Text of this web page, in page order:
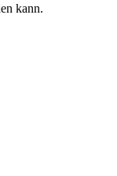
kann.